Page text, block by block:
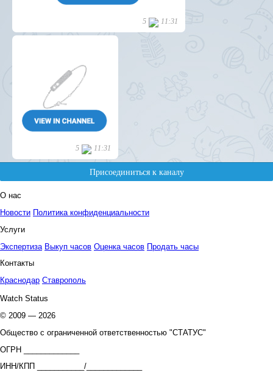
О нас
Новости Политика конфиденциальности
Услуги
Экспертиза Выкуп часов Оценка часов Продать часы
Контакты
Краснодар Ставрополь
Watch Status
© 2009 — 2026
Общество с ограниченной ответственностью "СТАТУС"
ОГРН _____________
ИНН/КПП ___________/_____________